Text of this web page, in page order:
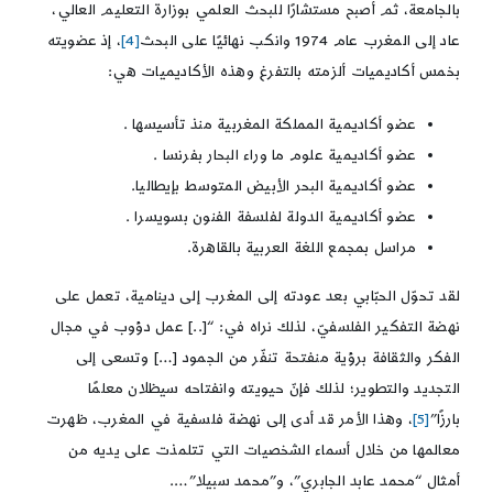
بالجامعة، ثم أصبح مستشارًا للبحث العلمي بوزارة التعليم العالي،
عاد إلى المغرب عام 1974 وانكب نهائيًا على البحث
[4]
، إذ عضويته
بخمس أكاديميات ألزمته بالتفرغ وهذه الأكاديميات هي:
عضو أكاديمية المملكة المغربية منذ تأسيسها .
عضو أكاديمية علوم ما وراء البحار بفرنسا .
عضو أكاديمية البحر الأبيض المتوسط بإيطاليا.
عضو أكاديمية الدولة لفلسفة الفنون بسويسرا .
مراسل بمجمع اللغة العربية بالقاهرة.
لقد تحوّل الحبّابي بعد عودته إلى المغرب إلى دينامية، تعمل على
نهضة التفكير الفلسفيّ، لذلك نراه في: “[..] عمل دؤوب في مجال
الفكر والثقافة برؤية منفتحة تنفّر من الجمود […] وتسعى إلى
التجديد والتطوير؛ لذلك فإنّ حيويته وانفتاحه سيظلان معلمًا
بارزًا”[5]
، وهذا الأمر قد أدى إلى نهضة فلسفية في المغرب، ظهرت
معالمها من خلال أسماء الشخصيات التي تتلمذت على يديه من
أمثال “محمد عابد الجابري”، و”محمد سبيلا”….